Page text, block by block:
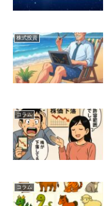
株式投資
コラム
コラム